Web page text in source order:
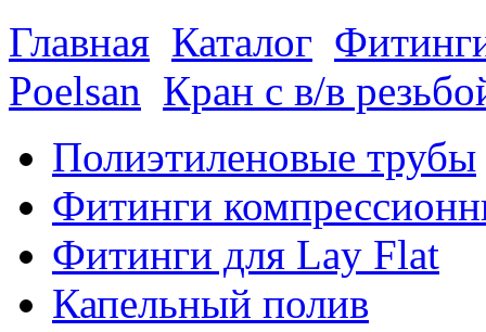
Главная Каталог
Poelsan Кран с в/в
Полиэтиленовые трубы
Фитинги
Фитинги для Lay Flat
Капельный полив